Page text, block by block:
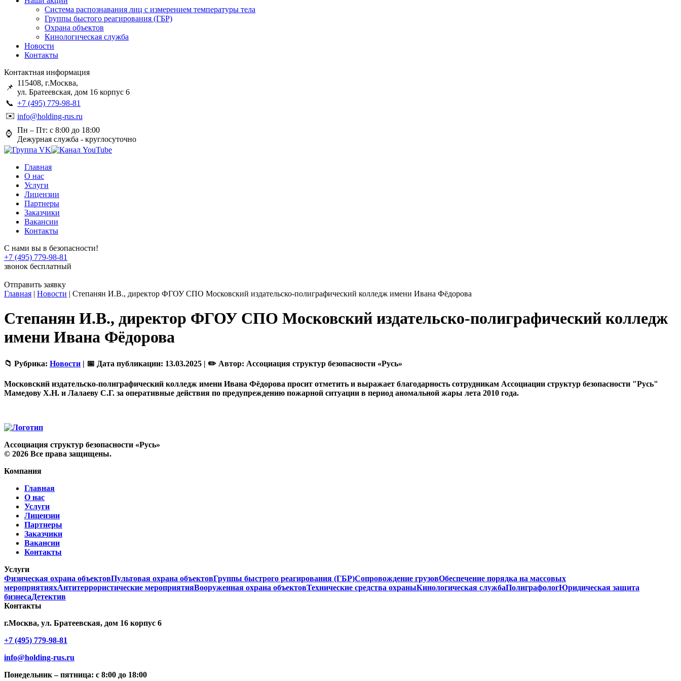
Система распознавания лиц с измерением температуры тела
Группы быстого реагирования (ГБР)
Охрана объектов
Кинологическая служба
Новости
Контакты
Контактная информация
📌
115408, г.Москва,
ул. Братеевская, дом 16 корпус 6
📞 +7 (495) 779-98-81
✉️ info@holding-rus.ru
⌚️ Пн – Пт: с 8:00 до 18:00
Дежурная служба - круглосуточно
Главная
О нас
Услуги
Лицензии
Партнеры
Заказчики
Вакансии
Контакты
С нами вы в безопасности!
+7 (495) 779-98-81
звонок бесплатный
Отправить заявку
Главная | Новости | Степанян И.В., директор ФГОУ СПО Московский издательско-полиграфический колледж имени Ивана Фёдорова
Степанян И.В., директор ФГОУ СПО Московский издательско-полиграфический колледж
имени Ивана Фёдорова
📁 Рубрика: Новости | 📅 Дата публикации: 13.03.2025 | ✏️ Автор: Ассоциация структур безопасности «Русь»
Московский издательско-полиграфический колледж имени Ивана Фёдорова просит отметить и выражает благодарность сотрудникам Ассоциации структур безопасности "Русь"
Мамедову Х.Н. и Лалаеву С.Г. за оперативные действия по предупреждению пожарной ситуации в период аномальной жары лета 2010 года.
Ассоциация структур безопасности «Русь»
© 2026 Все права защищены.
Компания
Главная
О нас
Услуги
Лицензии
Партнеры
Заказчики
Вакансии
Контакты
Услуги
Физическая охрана объектовПультовая охрана объектовГруппы быстрого реагирования (ГБР)Сопровождение грузовОбеспечение порядка на массовых
мероприятияхАнтитеррористические мероприятияВооруженная охрана объектовТехнические средства охраныКинологическая службаПолиграфологЮридическая защита
бизнесаДетектив
Контакты
г.Москва, ул. Братеевская, дом 16 корпус 6
+7 (495) 779-98-81
info@holding-rus.ru
Понедельник – пятница: с 8:00 до 18:00